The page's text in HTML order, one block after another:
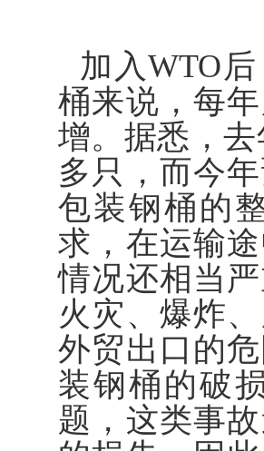
加入WTO
桶来说，每
增。据悉，
多只，而今
包装钢桶的
求，在运输
情况还相当
火灾、爆炸
外贸出口的
装钢桶的破
题，这类事